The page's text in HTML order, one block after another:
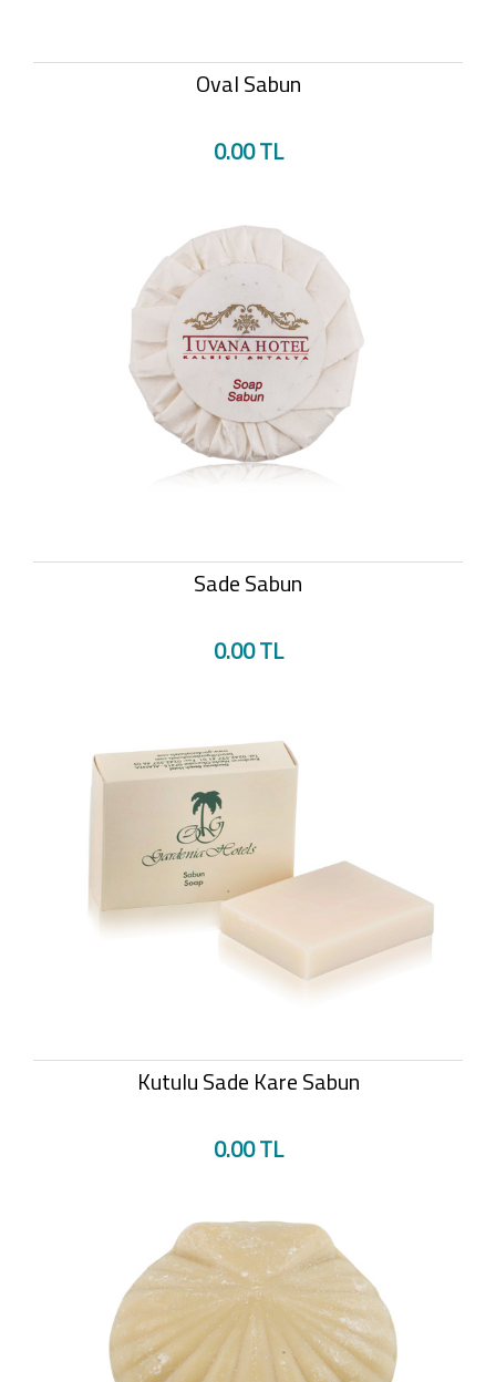
Oval Sabun
0.00 TL
Sade Sabun
0.00 TL
Kutulu Sade Kare Sabun
0.00 TL